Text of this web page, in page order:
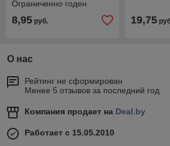
Ограниченно годен
8,95 руб. 19,75
О нас
Рейтинг не сформирован
Менее 5 отзывов за последний год
Компания продает на Deal.by
Работает с 15.05.2010